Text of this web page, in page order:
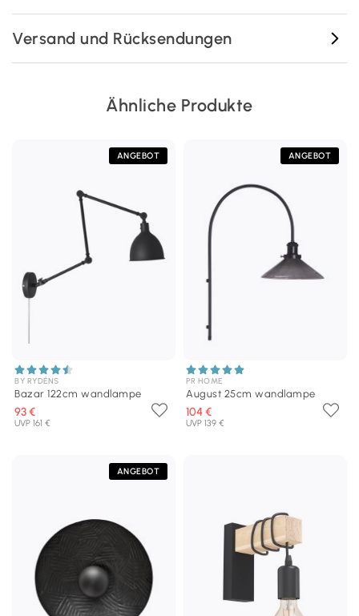
Versand und Rücksendungen
Ähnliche Produkte
ANGEBOT
BY RYDÉNS
Bazar 122cm wandlampe
93 €
UVP 161 €
ANGEBOT
PR HOME
August 25cm wandlampe
104 €
UVP 139 €
ANGEBOT